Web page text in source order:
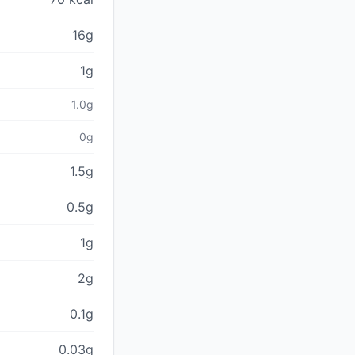
16g
1g
1.0g
0g
1.5g
0.5g
1g
2g
0.1g
0.03g